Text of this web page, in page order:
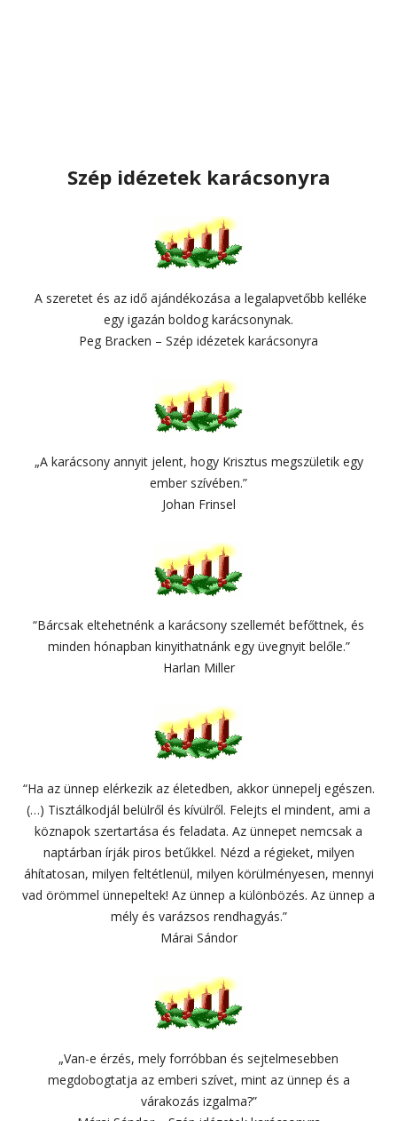
Szép idézetek karácsonyra
A szeretet és az idő ajándékozása a legalapvetőbb kelléke
egy igazán boldog karácsonynak.
Peg Bracken – Szép idézetek karácsonyra
„A karácsony annyit jelent, hogy Krisztus megszületik egy
ember szívében.”
Johan Frinsel
“Bárcsak eltehetnénk a karácsony szellemét befőttnek, és
minden hónapban kinyithatnánk egy üvegnyit belőle.”
Harlan Miller
“Ha az ünnep elérkezik az életedben, akkor ünnepelj egészen.
(…) Tisztálkodjál belülről és kívülről. Felejts el mindent, ami a
köznapok szertartása és feladata. Az ünnepet nemcsak a
naptárban írják piros betűkkel. Nézd a régieket, milyen
áhítatosan, milyen feltétlenül, milyen körülményesen, mennyi
vad örömmel ünnepeltek! Az ünnep a különbözés. Az ünnep a
mély és varázsos rendhagyás.”
Márai Sándor
„Van-e érzés, mely forróbban és sejtelmesebben
megdobogtatja az emberi szívet, mint az ünnep és a
várakozás izgalma?”